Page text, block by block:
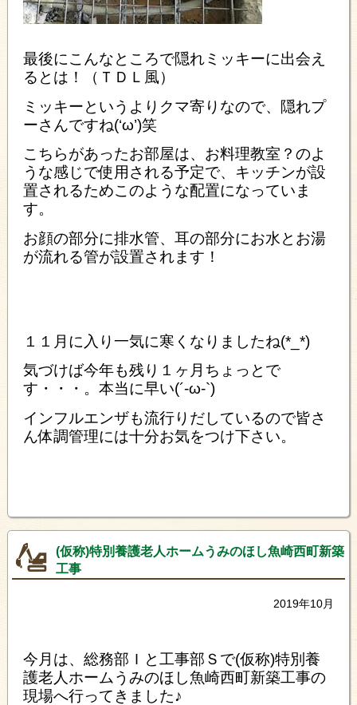
最後にこんなところで隠れミッキーに出会え
るとは！（ＴＤＬ風）
ミ ッキーというよりクマ寄りなので、隠れプ
ーさんですね(‘ω’)笑
こちらがあったお部屋は、お料理教室？のよ
うな感じで使用される予定で、キッチンが設
置されるためこのような配置になっていま
す。
お顔の部分に排水管、耳の部分にお水とお湯
が流れる管が設置されます！
１１月に入り一気に寒くなりましたね(*_*)
気づけば今年も残り１ヶ月ちょっとで
す・・・。本当に早い(´-ω-`)
インフルエンザも流行りだしているので皆さ
ん体調管理には十分お気をつけ下さい。
(仮称)特別養護老人ホームうみのほし魚崎西町新築
工事
2019年10月
今月は、総務部Ｉと工事部Ｓで(仮称)特別養
護老人ホームうみのほし魚崎西町新築工事の
現場へ行ってきました♪